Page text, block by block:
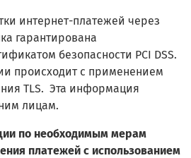
интернет-платежей через
гарантирована
безопасности PCI DSS.
происходит с применением
TLS. Эта информация
лицам.
по необходимым мерам
платежей с использованием